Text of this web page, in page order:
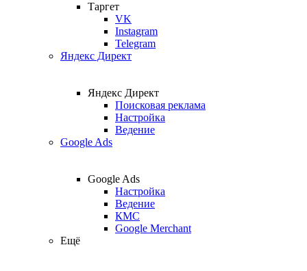
Таргет
VK
Instagram
Telegram
Яндекс Директ
Яндекс Директ
Поисковая реклама
Настройка
Ведение
Google Ads
Google Ads
Настройка
Ведение
КМС
Google Merchant
Ещё